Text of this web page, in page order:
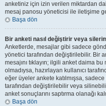
anketiniz için izin verilen miktardan
mesaj panosu yöneticisi ile iletişime
Başa dön
Bir anketi nasıl değiştirir veya
Anketlerde, mesajlar gibi sadece
yönetici tarafından değiştirilebilir. Bir
mesajını tıklayın; ilgili anket daima
olmadıysa, hazırlayan kullanıcı
eğer üyeler ankete katılmışsa,
tarafından değiştirilebilir veya
anket sonuçlarını saptırma olanağı
Başa dön